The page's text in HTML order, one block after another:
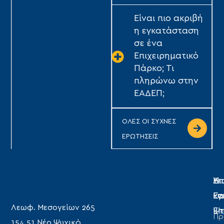
Είναι πιο ακριβή
η εγκατάσταση
σε ένα
Επιχειρηματικό
Πάρκο; Τι
πληρώνω στην
ΕΑΔΕΠ;
ΟΛΕΣ ΟΙ ΣΥΧΝΕΣ
ΕΡΩΤΗΣΕΙΣ
Λεωφ. Μεσογείων 265
Η